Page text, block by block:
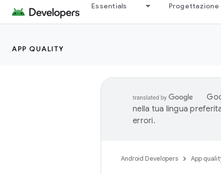
Essentials
APP QUALITY
nella tua lingua
errori.
Android Developers App